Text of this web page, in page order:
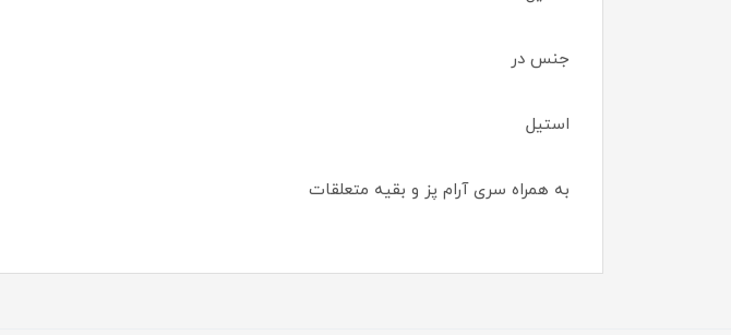
جنس در
استیل
به همراه سری آرام پز و بقیه متعلقات